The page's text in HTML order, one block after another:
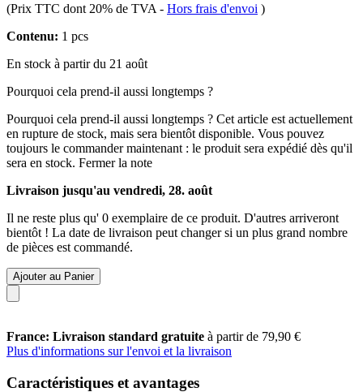
(Prix TTC dont 20% de TVA - Hors frais d'envoi )
Contenu: 1 pcs
En stock à partir du 21 août
Pourquoi cela prend-il aussi longtemps ?
Pourquoi cela prend-il aussi longtemps ? Cet article est actuellement
en rupture de stock, mais sera bientôt disponible. Vous pouvez
toujours le commander maintenant : le produit sera expédié dès qu'il
sera en stock. Fermer la note
Livraison jusqu'au vendredi, 28. août
Il ne reste plus qu' 0 exemplaire de ce produit. D'autres arriveront
bientôt ! La date de livraison peut changer si un plus grand nombre
de pièces est commandé.
Ajouter au Panier
France: Livraison standard gratuite à partir de 79,90 €
Plus d'informations sur l'envoi et la livraison
Caractéristiques et avantages